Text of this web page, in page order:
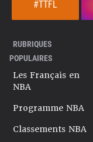
#TTFL
RUBRIQUES
POPULAIRES
Les Français en
NBA
Programme NBA
Classements NBA